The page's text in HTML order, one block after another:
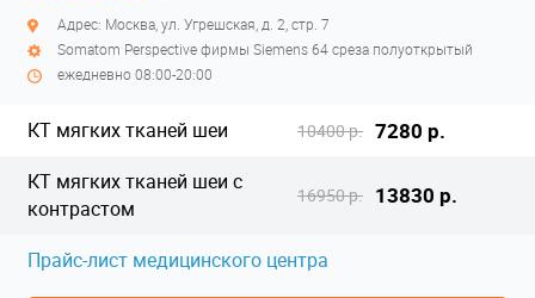
Адрес: Москва, ул. Угрешская, д. 2, стр. 7
Somatom Perspective фирмы Siemens 64 среза полуоткрытый
ежедневно 08:00-20:00
КТ мягких тканей шеи 10400 р. 7280 р.
КТ мягких тканей шеи с
контрастом
16950 р. 13830 р.
Прайс-лист медицинского центра